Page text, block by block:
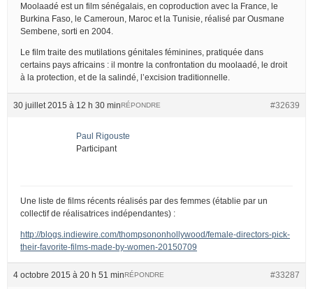
Moolaadé est un film sénégalais, en coproduction avec la France, le
Burkina Faso, le Cameroun, Maroc et la Tunisie, réalisé par Ousmane
Sembene, sorti en 2004.
Le film traite des mutilations génitales féminines, pratiquée dans
certains pays africains : il montre la confrontation du moolaadé, le droit
à la protection, et de la salindé, l’excision traditionnelle.
30 juillet 2015 à 12 h 30 min #32639
RÉPONDRE
Paul Rigouste
Participant
Une liste de films récents réalisés par des femmes (établie par un
collectif de réalisatrices indépendantes) :
http://blogs.indiewire.com/thompsononhollywood/female-directors-pick-
their-favorite-films-made-by-women-20150709
4 octobre 2015 à 20 h 51 min #33287
RÉPONDRE